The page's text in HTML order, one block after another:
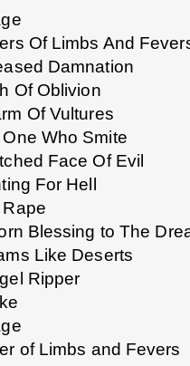
Of Limbs And
Damnation
Of Oblivion
Of Vultures
Who Smite
Face Of Evil
For Hell
Blessing to The
Like Deserts
Ripper
of Limbs and Fevers